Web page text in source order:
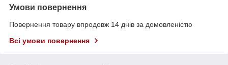
Умови повернення
Повернення товару впродовж 14 днів за домовленістю
Всі умови повернення